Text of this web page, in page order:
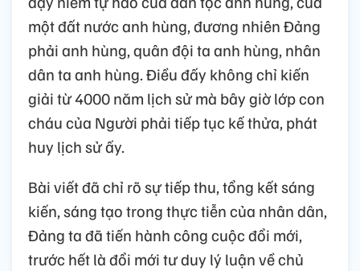
một đất nước anh hùng, đương nhiên Đảng
phải anh hùng, quân đội ta anh hùng, nhân
dân ta anh hùng. Điều đấy không chỉ kiến
giải từ 4000 năm lịch sử mà bây giờ lớp con
cháu của Người phải tiếp tục kế thửa, phát
huy lịch sử ấy.
Bài viết đã chỉ rõ sự tiếp thu, tổng kết sáng
kiến, sáng tạo trong thực tiễn của nhân dân,
Đảng ta đã tiến hành công cuộc đổi mới,
trước hết là đổi mới tư duy lý luận về chủ